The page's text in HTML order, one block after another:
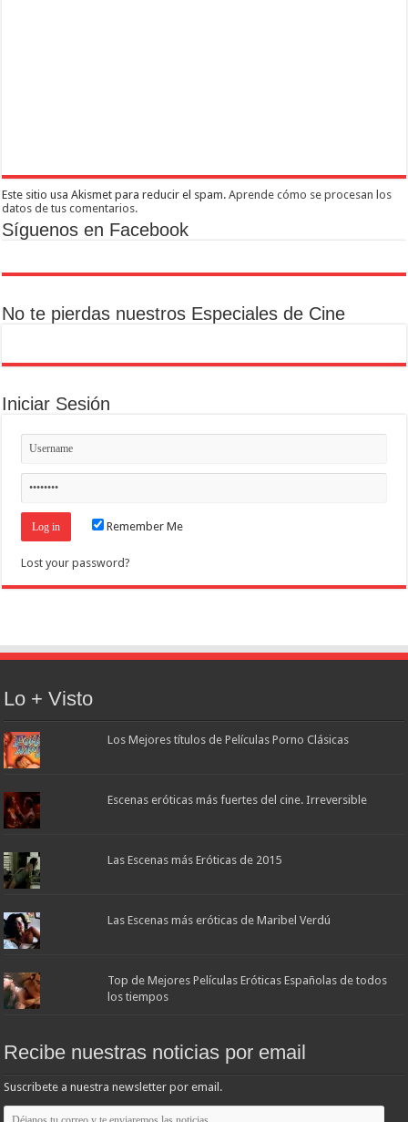
Este sitio usa Akismet para reducir el spam.Aprende cómo se procesan los
datos de tus comentarios.
Síguenos en Facebook
No te pierdas nuestros Especiales de Cine
Iniciar Sesión
Remember Me
Lost your password?
Lo + Visto
Los Mejores títulos de Películas Porno Clásicas
Escenas eróticas más fuertes del cine. Irreversible
Las Escenas más Eróticas de 2015
Las Escenas más eróticas de Maribel Verdú
Top de Mejores Películas Eróticas Españolas de todos
los tiempos
Recibe nuestras noticias por email
Suscribete a nuestra newsletter por email.
Déjanos